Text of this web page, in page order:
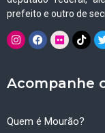
prefeito e outro de
Acompanhe
Quem é Mourão?